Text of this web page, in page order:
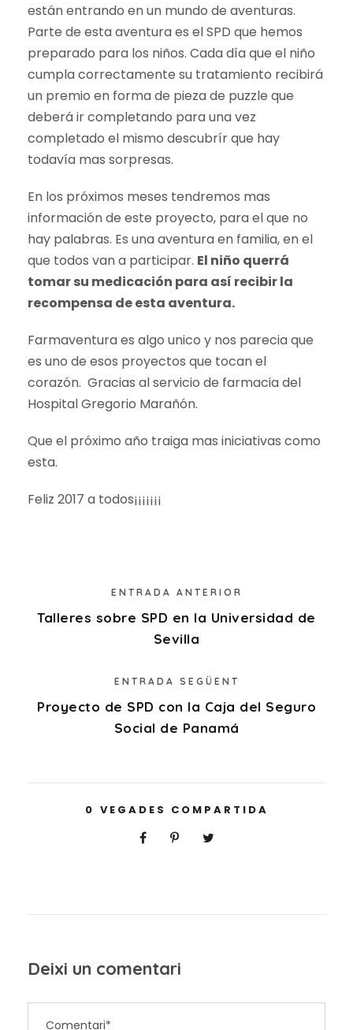
están entrando en un mundo de aventuras.
Parte de esta aventura es el SPD que hemos
preparado para los niños. Cada día que el niño
cumpla correctamente su tratamiento recibirá
un premio en forma de pieza de puzzle que
deberá ir completando para una vez
completado el mismo descubrír que hay
todavía mas sorpresas.
En los próximos meses tendremos mas
información de este proyecto, para el que no
hay palabras. Es una aventura en familia, en el
que todos van a participar. El niño querrá
tomar su medicación para así recibir la
recompensa de esta aventura.
Farmaventura es algo unico y nos parecia que
es uno de esos proyectos que tocan el
corazón. Gracias al servicio de farmacia del
Hospital Gregorio Marañón.
Que el próximo año traiga mas iniciativas como
esta.
Feliz 2017 a todos¡¡¡¡¡¡¡
ENTRADA ANTERIOR
Talleres sobre SPD en la Universidad de
Sevilla
ENTRADA SEGÜENT
Proyecto de SPD con la Caja del Seguro
Social de Panamá
0 VEGADES COMPARTIDA
Deixi un comentari